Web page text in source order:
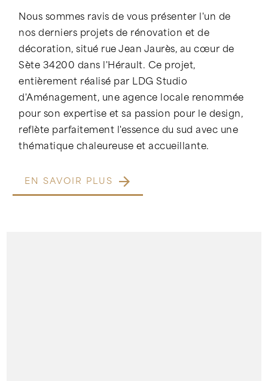
Nous sommes ravis de vous présenter l'un de
nos derniers projets de rénovation et de
décoration, situé rue Jean Jaurès, au cœur de
Sète 34200 dans l'Hérault. Ce projet,
entièrement réalisé par LDG Studio
d'Aménagement, une agence locale renommée
pour son expertise et sa passion pour le design,
reflète parfaitement l'essence du sud avec une
thématique chaleureuse et accueillante.
EN SAVOIR PLUS